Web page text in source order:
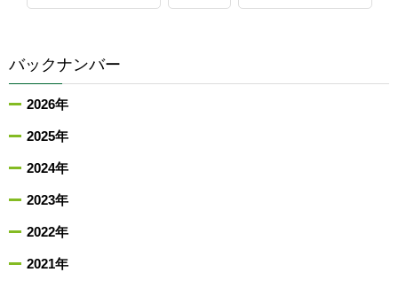
バックナンバー
2026年
2025年
2024年
2023年
2022年
2021年